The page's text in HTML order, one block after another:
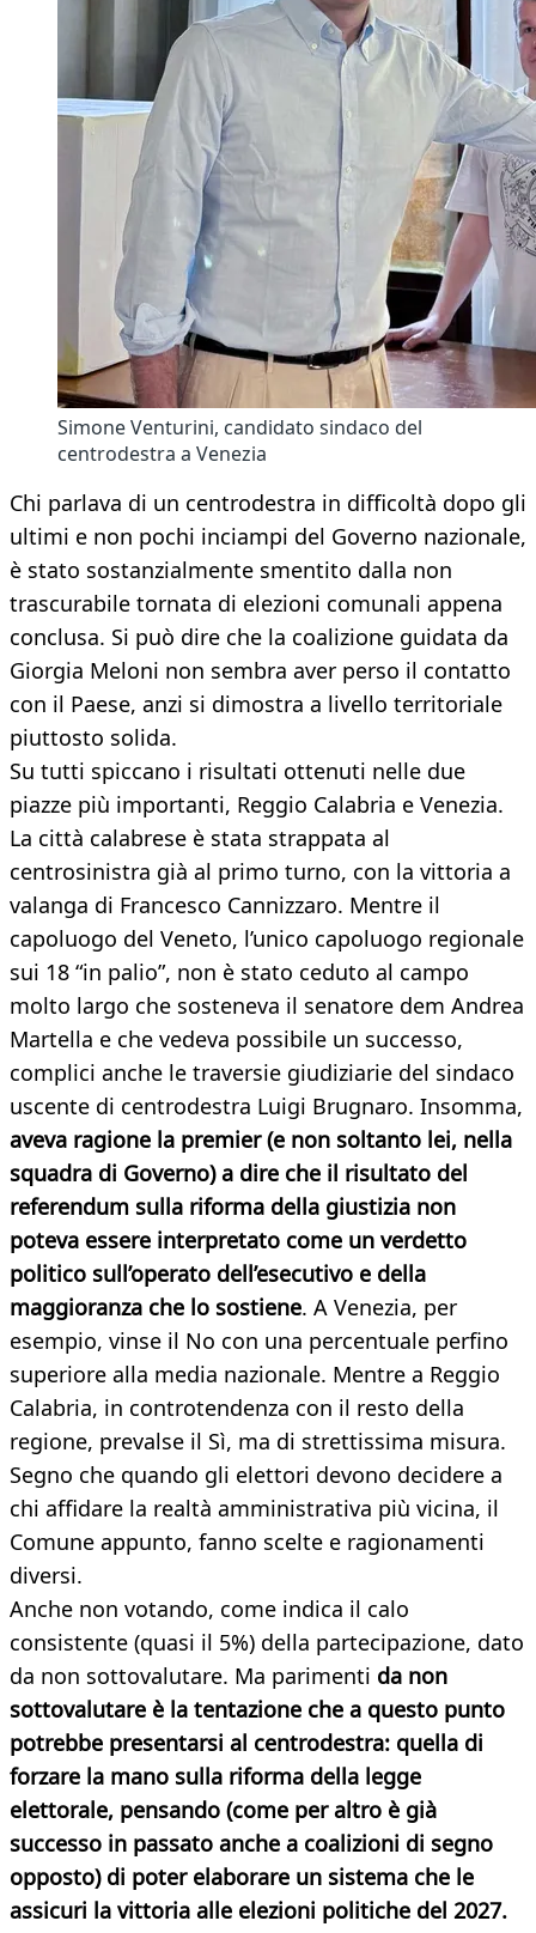
Simone Venturini, candidato sindaco del
centrodestra a Venezia
Chi parlava di un centrodestra in difficoltà dopo gli
ultimi e non pochi inciampi del Governo nazionale,
è stato sostanzialmente smentito dalla non
trascurabile tornata di elezioni comunali appena
conclusa. Si può dire che la coalizione guidata da
Giorgia Meloni non sembra aver perso il contatto
con il Paese, anzi si dimostra a livello territoriale
piuttosto solida.
Su tutti spiccano i risultati ottenuti nelle due
piazze più importanti, Reggio Calabria e Venezia.
La città calabrese è stata strappata al
centrosinistra già al primo turno, con la vittoria a
valanga di Francesco Cannizzaro. Mentre il
capoluogo del Veneto, l’unico capoluogo regionale
sui 18 “in palio”, non è stato ceduto al campo
molto largo che sosteneva il senatore dem Andrea
Martella e che vedeva possibile un successo,
complici anche le traversie giudiziarie del sindaco
uscente di centrodestra Luigi Brugnaro. Insomma,
aveva ragione la premier (e non soltanto lei, nella
squadra di Governo) a dire che il risultato del
referendum sulla riforma della giustizia non
poteva essere interpretato come un verdetto
politico sull’operato dell’esecutivo e della
maggioranza che lo sostiene. A Venezia, per
esempio, vinse il No con una percentuale perfino
superiore alla media nazionale. Mentre a Reggio
Calabria, in controtendenza con il resto della
regione, prevalse il Sì, ma di strettissima misura.
Segno che quando gli elettori devono decidere a
chi affidare la realtà amministrativa più vicina, il
Comune appunto, fanno scelte e ragionamenti
diversi.
Anche non votando, come indica il calo
consistente (quasi il 5%) della partecipazione, dato
da non sottovalutare. Ma parimenti da non
sottovalutare è la tentazione che a questo punto
potrebbe presentarsi al centrodestra: quella di
forzare la mano sulla riforma della legge
elettorale, pensando (come per altro è già
successo in passato anche a coalizioni di segno
opposto) di poter elaborare un sistema che le
assicuri la vittoria alle elezioni politiche del 2027.